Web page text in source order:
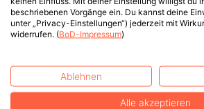
beschriebenen Vorgänge ein. Du kannst deine
unter „Privacy-Einstellungen“) jederzeit mit
widerrufen. (BoD-Impressum)
Ablehnen
Alle akzeptieren